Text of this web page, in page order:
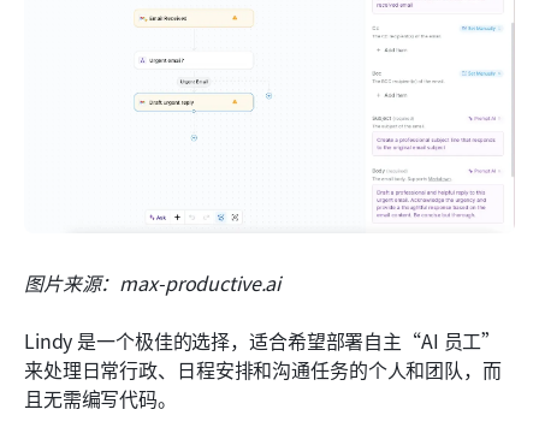
图片来源：max-productive.ai
Lindy 是一个极佳的选择，适合希望部署自主“AI 员工”
来处理日常行政、日程安排和沟通任务的个人和团队，而
且无需编写代码。